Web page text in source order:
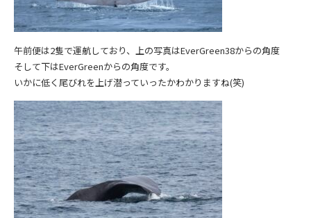
午前便は2隻で運航しており、上の写真はEverGreen38からの角度
そして下はEverGreenからの角度です。
いかに低く尾びれを上げ潜っていったかわかりますね(笑)